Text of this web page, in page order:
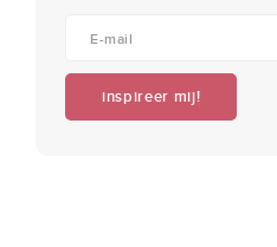
inspireer mij!